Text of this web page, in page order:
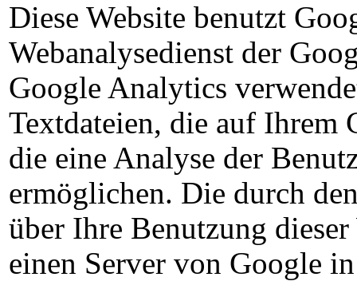
Diese Website benutzt
Webanalysedienst der
Google Analytics
Textdateien, die auf Ihrem
die eine Analyse der
ermöglichen. Die durch
über Ihre Benutzung
einen Server von Google